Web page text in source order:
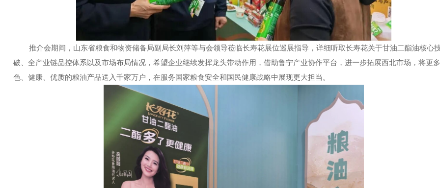
推介会期间，山东省粮食和物资储备局副局长刘萍等与会领导莅临长寿花展位巡展指导，详细听取长寿花关于甘油二酯油核心
破、全产业链品控体系以及市场布局情况，希望企业继续发挥龙头带动作用，借助鲁宁产业协作平台，进一步拓展西北市场，将更
色、健康、优质的粮油产品送入千家万户，在服务国家粮食安全和国民健康战略中展现更大担当。